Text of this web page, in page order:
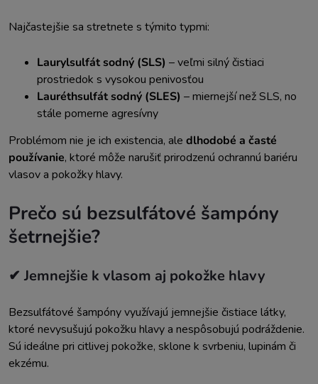
Najčastejšie sa stretnete s týmito typmi:
Laurylsulfát sodný (SLS) – veľmi silný čistiaci
prostriedok s vysokou penivosťou
Lauréthsulfát sodný (SLES) – miernejší než SLS, no
stále pomerne agresívny
Problémom nie je ich existencia, ale dlhodobé a časté
používanie, ktoré môže narušiť prirodzenú ochrannú bariéru
vlasov a pokožky hlavy.
Prečo sú bezsulfátové šampóny
šetrnejšie?
✔ Jemnejšie k vlasom aj pokožke hlavy
Bezsulfátové šampóny využívajú jemnejšie čistiace látky,
ktoré nevysušujú pokožku hlavy a nespôsobujú podráždenie.
Sú ideálne pri citlivej pokožke, sklone k svrbeniu, lupinám či
ekzému.